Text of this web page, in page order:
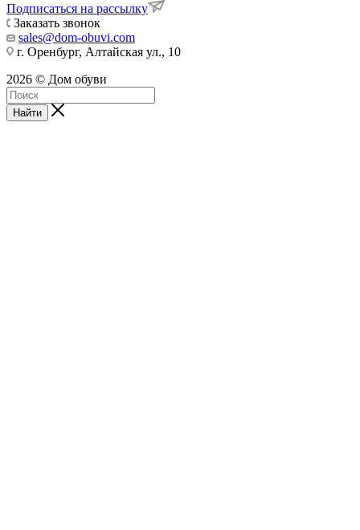
Подписаться на рассылку
Заказать звонок
sales@dom-obuvi.com
г. Оренбург, Алтайская ул., 10
2026 © Дом обуви
Найти